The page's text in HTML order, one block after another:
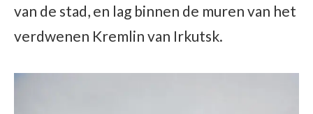
van de stad, en lag binnen de muren van het
verdwenen Kremlin van Irkutsk.